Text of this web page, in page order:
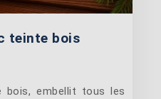
teinte bois
bois, embellit tous les